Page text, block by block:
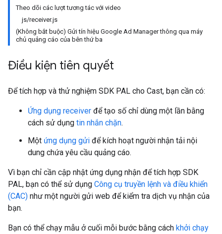
Theo dõi các lượt tương tác với video
js/receiver.js
(Không bắt buộc) Gửi tín hiệu Google Ad Manager thông qua máy
chủ quảng cáo của bên thứ ba
Điều kiện tiên quyết
Để tích hợp và thử nghiệm SDK PAL cho Cast, bạn cần có:
Ứng dụng receiver để tạo số chỉ dùng một lần bằng
cách sử dụng tin nhắn chặn.
Một ứng dụng gửi để kích hoạt người nhận tải nội
dung chứa yêu cầu quảng cáo.
Vì bạn chỉ cần cập nhật ứng dụng nhận để tích hợp SDK
PAL, bạn có thể sử dụng Công cụ truyền lệnh và điều khiển
(CAC) như một người gửi web để kiểm tra dịch vụ nhận của
bạn.
Bạn có thể chạy mẫu ở cuối mỗi bước bằng cách khởi chạy